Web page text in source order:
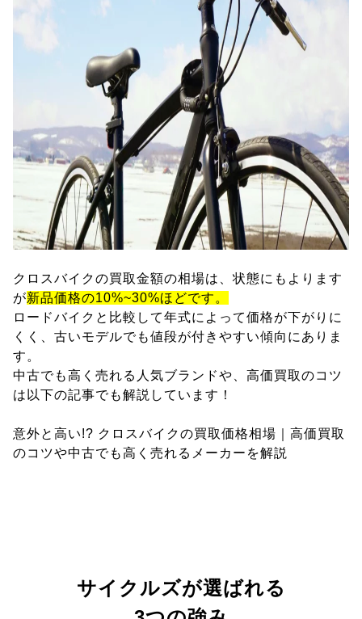
クロスバイクの買取金額の相場は、状態にもよります
が新品価格の10%~30%ほどです。
ロードバイクと比較して年式によって価格が下がりに
くく、古いモデルでも値段が付きやすい傾向にありま
す。
中古でも高く売れる人気ブランドや、高価買取のコツ
は以下の記事でも解説しています！
意外と高い!? クロスバイクの買取価格相場｜高価買取
のコツや中古でも高く売れるメーカーを解説
サイクルズが選ばれる